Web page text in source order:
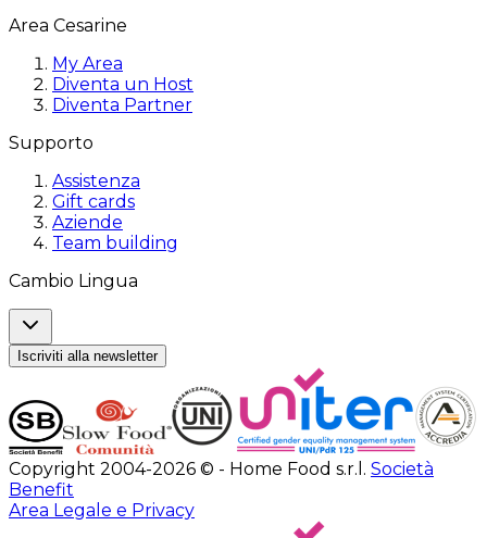
Area Cesarine
My Area
Diventa un Host
Diventa Partner
Supporto
Assistenza
Gift cards
Aziende
Team building
Cambio Lingua
Iscriviti alla newsletter
Copyright 2004-2026 © - Home Food s.r.l. Società
Benefit
Area Legale e Privacy